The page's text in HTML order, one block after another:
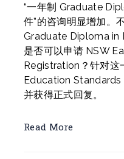
“一年制 Graduate
件”的咨询明显增加。
Graduate Diploma in
是否可以申请 NSW
Registration？针对这
Education Standards
并获得正式回复。
Read More